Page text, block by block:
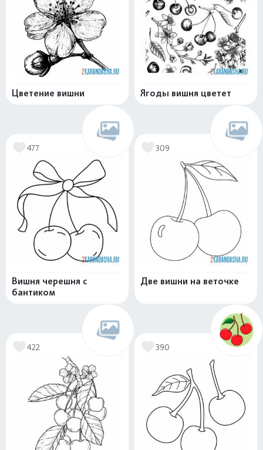
Цветение вишни Ягоды вишня цветет
477
Вишня черешня с
бантиком
309
Две вишни на веточке
422 390